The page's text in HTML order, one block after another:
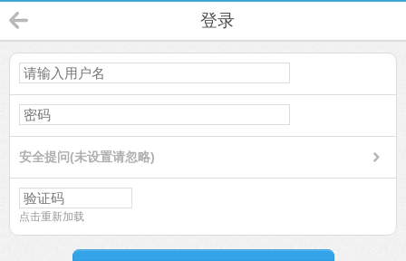
登录
安全提问(未设置请忽略)
点击重新加载